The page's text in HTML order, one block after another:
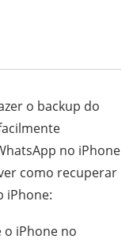
o backup do
no iPhone
como recuperar
iPhone:
o iPhone no